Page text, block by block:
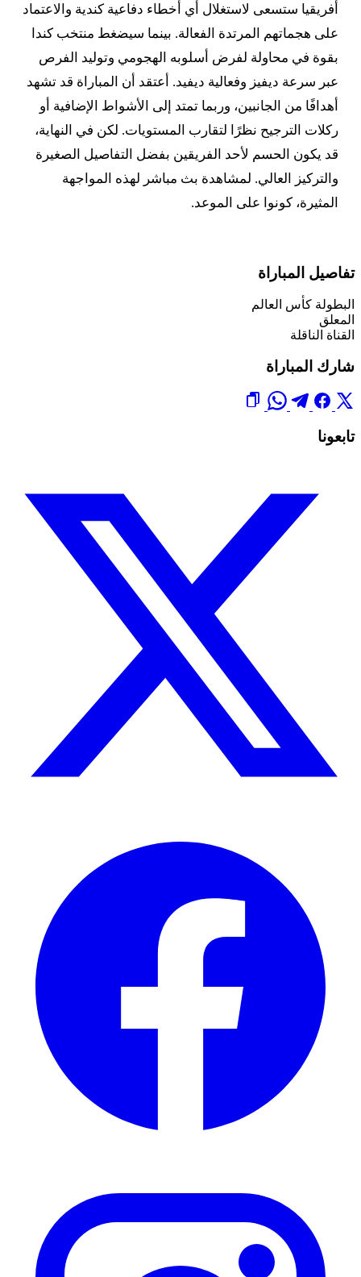
أفريقيا ستسعى لاستغلال أي أخطاء دفاعية كندية والاعتماد
على هجماتهم المرتدة الفعالة. بينما سيضغط منتخب كندا
بقوة في محاولة لفرض أسلوبه الهجومي وتوليد الفرص
عبر سرعة ديفيز وفعالية ديفيد. أعتقد أن المباراة قد تشهد
أهدافًا من الجانبين، وربما تمتد إلى الأشواط الإضافية أو
ركلات الترجيح نظرًا لتقارب المستويات. لكن في النهاية،
قد يكون الحسم لأحد الفريقين بفضل التفاصيل الصغيرة
والتركيز العالي. لمشاهدة بث مباشر لهذه المواجهة
المثيرة، كونوا على الموعد.
تفاصيل المباراة
البطولة كأس العالم
المعلق
القناة الناقلة
شارك المباراة
تابعونا